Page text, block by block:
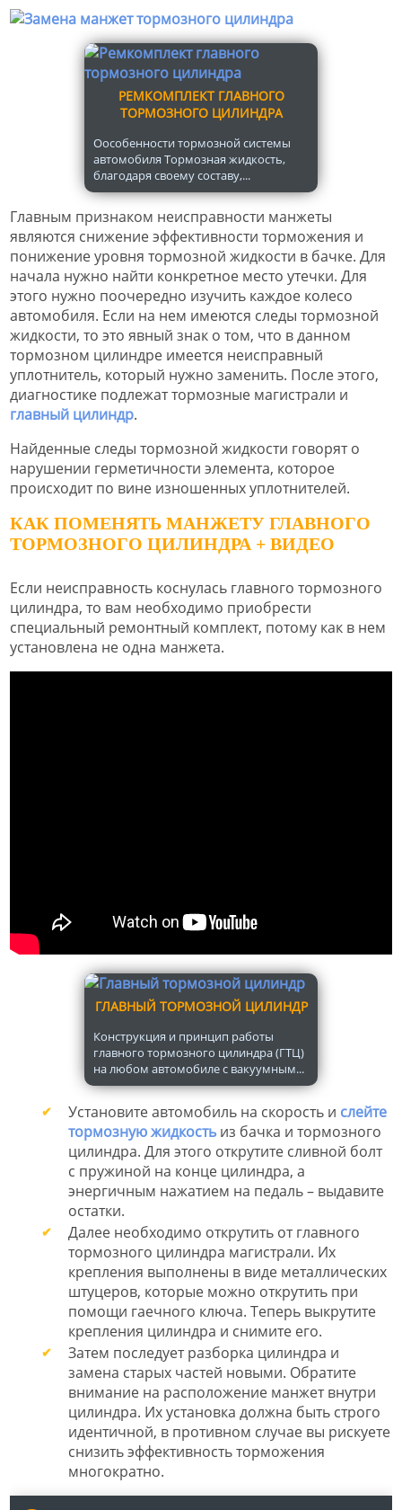
РЕМКОМПЛЕКТ ГЛАВНОГО
ТОРМОЗНОГО ЦИЛИНДРА
Оособенности тормозной системы
автомобиля Тормозная жидкость,
благодаря своему составу,...
Главным признаком неисправности манжеты
являются снижение эффективности торможения и
понижение уровня тормозной жидкости в бачке. Для
начала нужно найти конкретное место утечки. Для
этого нужно поочередно изучить каждое колесо
автомобиля. Если на нем имеются следы тормозной
жидкости, то это явный знак о том, что в данном
тормозном цилиндре имеется неисправный
уплотнитель, который нужно заменить. После этого,
диагностике подлежат тормозные магистрали и
главный цилиндр.
Найденные следы тормозной жидкости говорят о
нарушении герметичности элемента, которое
происходит по вине изношенных уплотнителей.
КАК ПОМЕНЯТЬ МАНЖЕТУ ГЛАВНОГО
ТОРМОЗНОГО ЦИЛИНДРА + ВИДЕО
Если неисправность коснулась главного тормозного
цилиндра, то вам необходимо приобрести
специальный ремонтный комплект, потому как в нем
установлена не одна манжета.
ГЛАВНЫЙ ТОРМОЗНОЙ ЦИЛИНДР
Конструкция и принцип работы
главного тормозного цилиндра (ГТЦ)
на любом автомобиле с вакуумным...
Установите автомобиль на скорость и слейте
тормозную жидкостьиз бачка и тормозного
цилиндра. Для этого открутите сливной болт
с пружиной на конце цилиндра, а
энергичным нажатием на педаль – выдавите
остатки.
Далее необходимо открутить от главного
тормозного цилиндра магистрали. Их
крепления выполнены в виде металлических
штуцеров, которые можно открутить при
помощи гаечного ключа. Теперь выкрутите
крепления цилиндра и снимите его.
Затем последует разборка цилиндра и
замена старых частей новыми. Обратите
внимание на расположение манжет внутри
цилиндра. Их установка должна быть строго
идентичной, в противном случае вы рискуете
снизить эффективность торможения
многократно.